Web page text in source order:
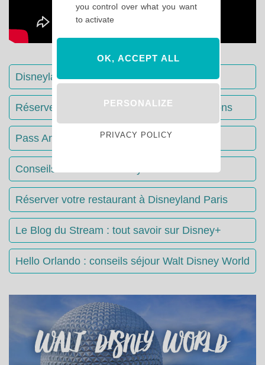
Disneyland Paris : Le guide complet
Réserver votre séjour : toutes les informations
Pass Annuels Disney : informations
Conseils & Astuces Disneyland Paris
Réserver votre restaurant à Disneyland Paris
Le Blog du Stream : tout savoir sur Disney+
Hello Orlando : conseils séjour Walt Disney World
you control over what you want
to activate
OK, ACCEPT ALL
PERSONALIZE
PRIVACY POLICY